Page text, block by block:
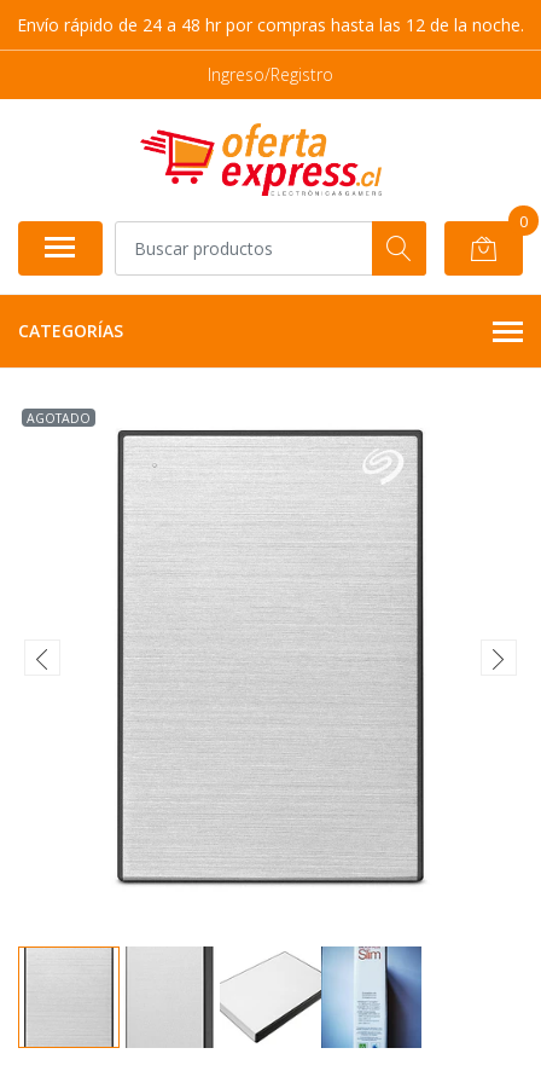
Envío rápido de 24 a 48 hr por compras hasta las 12 de la noche.
Ingreso/Registro
0
CATEGORÍAS
AGOTADO